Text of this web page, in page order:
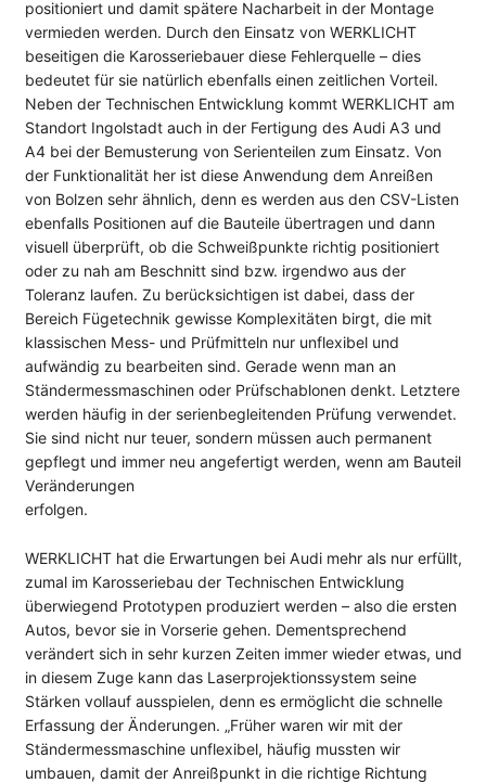
positioniert und damit spätere Nacharbeit in der Montage
vermieden werden. Durch den Einsatz von WERKLICHT
beseitigen die Karosseriebauer diese Fehlerquelle – dies
bedeutet für sie natürlich ebenfalls einen zeitlichen Vorteil.
Neben der Technischen Entwicklung kommt WERKLICHT am
Standort Ingolstadt auch in der Fertigung des Audi A3 und
A4 bei der Bemusterung von Serienteilen zum Einsatz. Von
der Funktionalität her ist diese Anwendung dem Anreißen
von Bolzen sehr ähnlich, denn es werden aus den CSV-Listen
ebenfalls Positionen auf die Bauteile übertragen und dann
visuell überprüft, ob die Schweißpunkte richtig positioniert
oder zu nah am Beschnitt sind bzw. irgendwo aus der
Toleranz laufen. Zu berücksichtigen ist dabei, dass der
Bereich Fügetechnik gewisse Komplexitäten birgt, die mit
klassischen Mess- und Prüfmitteln nur unflexibel und
aufwändig zu bearbeiten sind. Gerade wenn man an
Ständermessmaschinen oder Prüfschablonen denkt. Letztere
werden häufig in der serienbegleitenden Prüfung verwendet.
Sie sind nicht nur teuer, sondern müssen auch permanent
gepflegt und immer neu angefertigt werden, wenn am Bauteil
Veränderungen
erfolgen.
WERKLICHT hat die Erwartungen bei Audi mehr als nur erfüllt,
zumal im Karosseriebau der Technischen Entwicklung
überwiegend Prototypen produziert werden – also die ersten
Autos, bevor sie in Vorserie gehen. Dementsprechend
verändert sich in sehr kurzen Zeiten immer wieder etwas, und
in diesem Zuge kann das Laserprojektionssystem seine
Stärken vollauf ausspielen, denn es ermöglicht die schnelle
Erfassung der Änderungen. „Früher waren wir mit der
Ständermessmaschine unflexibel, häufig mussten wir
umbauen, damit der Anreißpunkt in die richtige Richtung